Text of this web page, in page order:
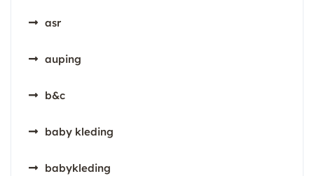
asr
auping
b&c
baby kleding
babykleding